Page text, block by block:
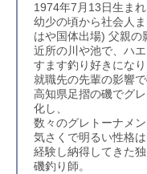
1974年7月13日生ま
幼少の頃から社会人
はや国体出場) 父親の
近所の川や池で、ハ
すます釣り好きになり
就職先の先輩の影響
高知県足摺の磯でグ
化し、
数々のグレトーナメ
気さくで明るい性格
経験し納得してきた
磯釣り師。